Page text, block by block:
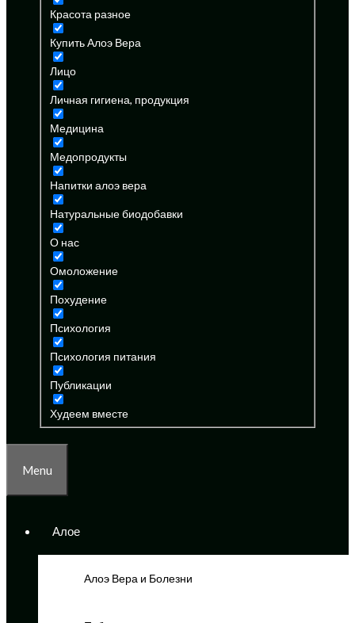
Красота разное
Купить Алоэ Вера
Лицо
Личная гигиена, продукция
Медицина
Медопродукты
Напитки алоэ вера
Натуральные биодобавки
О нас
Омоложение
Похудение
Психология
Психология питания
Публикации
Худеем вместе
Menu
Алое
Алоэ Вера и Болезни